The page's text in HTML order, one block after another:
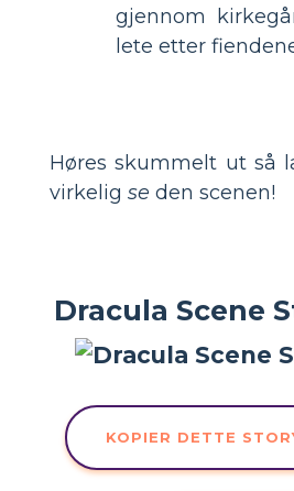
gjennom
lete etter
Høres skummelt ut så
virkelig se den scenen!
Dracula Scene
KOPIER DETTE